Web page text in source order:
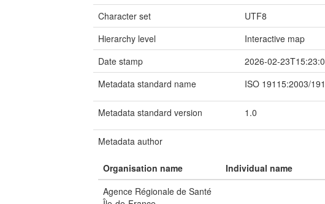
Character set
UTF8
Hierarchy level
Interactive map
Date stamp
2026-02-
Metadata standard name
ISO 19115:2003/
Metadata standard version 1.0
Metadata author
Organisation name Individual name
Agence Régionale de Santé